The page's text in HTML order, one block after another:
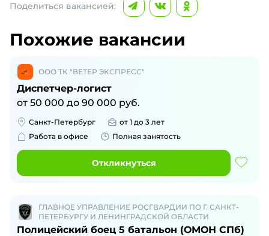
Поделиться вакансией:
Похожие вакансии
ООО ТК "ВЕТЕР ЭКСПРЕСС"
Диспетчер-логист
от 50 000 до 90 000 руб.
Санкт-Петербург
от 1 до 3 лет
Работа в офисе
Полная занятость
Откликнуться
ГЛАВНОЕ УПРАВЛЕНИЕ РОСГВАРДИИ ПО Г. САНКТ-
ПЕТЕРБУРГУ И ЛЕНИНГРАДСКОЙ ОБЛАСТИ
Полицейский боец 5 батальон (ОМОН СПб)